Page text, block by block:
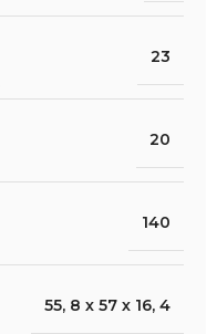
23
20
140
55, 8 х 57 х 16, 4